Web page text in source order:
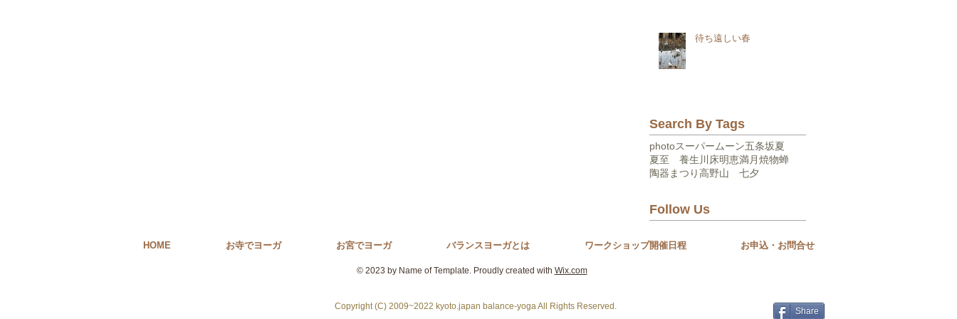
待ち遠しい春
Search By Tags
photoスーパームーン五条坂夏
夏至 養生 川床明恵満月焼物蝉
陶器まつり高野山 七夕
Follow Us
© 2023 by Name of Template. Proudly created with Wix.com
HOME お寺でヨーガ お宮でヨーガ バランスヨーガとは ワークショップ開催日程 お申込・お問合せ
Copyright (C) 2009~2022 kyoto.japan balance-yoga All Rights Reserved.
Share